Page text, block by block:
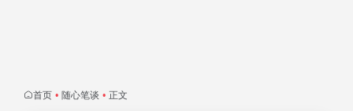
首页 • 随心笔谈 • 正文